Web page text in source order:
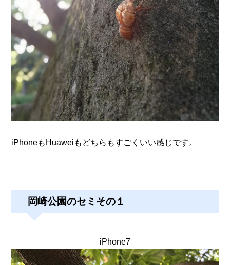
iPhoneもHuaweiもどちらもすごくいい感じです。
岡崎公園のセミその１
iPhone7